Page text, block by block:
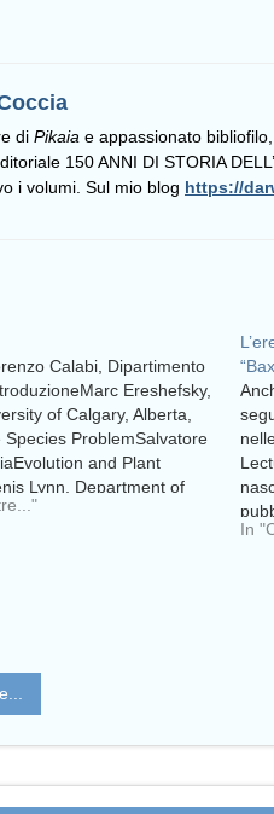
di Pikaia e appassionato
150 ANNI DI STORIA
i volumi. Sul mio blog https://
Calabi, Dipartimento
Ereshefsky,
of Calgary, Alberta,
Species ProblemSalvatore
and Plant
Lynn, Department of
CanadaOperational
In